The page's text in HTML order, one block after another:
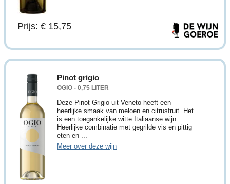
Prijs: € 15,75
Pinot grigio
OGIO - 0,75 LITER
Deze Pinot Grigio uit Veneto heeft een
heerlijke smaak van meloen en citrusfruit. Het
is een toegankelijke witte Italiaanse wijn.
Heerlijke combinatie met gegrilde vis en pittig
eten en ...
Meer over deze wijn